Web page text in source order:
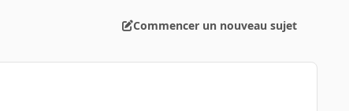
Commencer un nouveau sujet